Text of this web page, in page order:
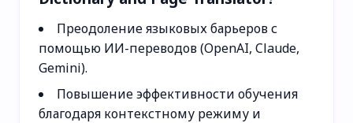
Преодоление языковых барьеров с
помощью ИИ-переводов (OpenAI, Claude,
Gemini).
Повышение эффективности обучения
благодаря контекстному режиму и